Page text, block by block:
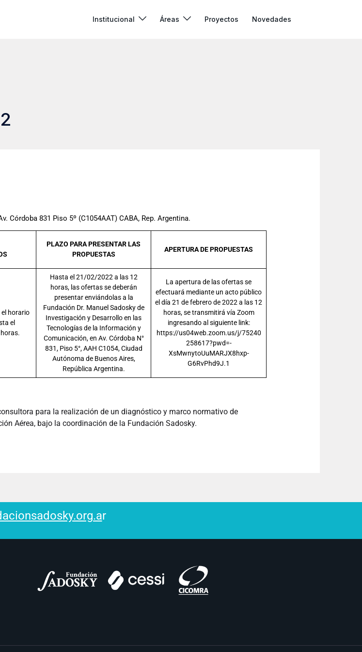
Institucional Áreas Proyectos Novedades
Córdoba 831 Piso 5º (C1054AAT) CABA, Rep. Argentina.
PLAZO PARA PRESENTAR LAS
PROPUESTAS
APERTURA DE PROPUESTAS
horario
el
Hasta el 21/02/2022 a las 12
horas, las ofertas se deberán
presentar enviándolas a la
Fundación Dr. Manuel Sadosky de
Investigación y Desarrollo en las
Tecnologías de la Información y
Comunicación, en Av. Córdoba N°
831, Piso 5°, AAH C1054, Ciudad
Autónoma de Buenos Aires,
República Argentina.
La apertura de las ofertas se
efectuará mediante un acto público
el día 21 de febrero de 2022 a las 12
horas, se transmitirá vía Zoom
ingresando al siguiente link:
https://us04web.zoom.us/j/75240
258617?pwd=-
XsMwnytoUuMARJX8hxp-
G6RvPhd9J.1
para la realización de un diagnóstico y marco normativo de
Aérea, bajo la coordinación de la Fundación Sadosky.
r